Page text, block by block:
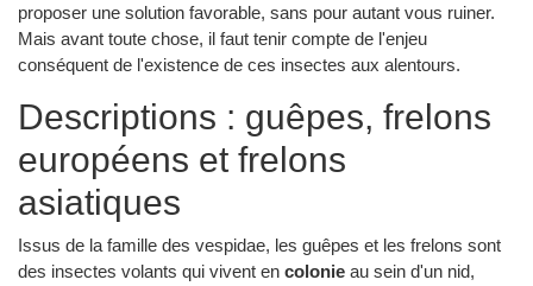
proposer une solution favorable, sans pour autant vous ruiner.
Mais avant toute chose, il faut tenir compte de l'enjeu
conséquent de l'existence de ces insectes aux alentours.
Descriptions : guêpes, frelons
européens et frelons
asiatiques
Issus de la famille des vespidae, les guêpes et les frelons sont
des insectes volants qui vivent en colonie au sein d'un nid,